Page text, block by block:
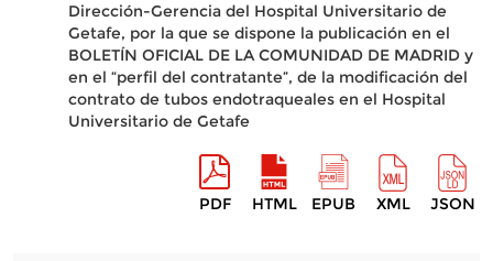
Dirección-Gerencia del Hospital Universitario de
Getafe, por la que se dispone la publicación en el
BOLETÍN OFICIAL DE LA COMUNIDAD DE MADRID y
en el “perfil del contratante”, de la modificación del
contrato de tubos endotraqueales en el Hospital
Universitario de Getafe
PDF HTML EPUB XML JSON